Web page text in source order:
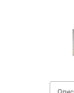
Опис